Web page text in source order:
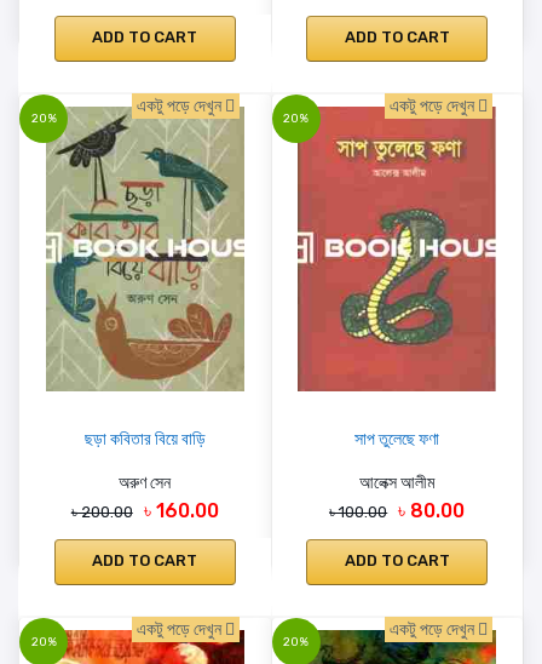
ADD TO CART ADD TO CART
20%
একটু পড়ে দেখুন
ছড়া কবিতার বিয়ে বাড়ি
অরুণ সেন
৳ 200.00 ৳ 160.00
ADD TO CART
20%
একটু পড়ে দেখুন
সাপ তুলেছে ফণা
আলেক্স আলীম
৳ 100.00 ৳ 80.00
ADD TO CART
20%
একটু পড়ে দেখুন
20%
একটু পড়ে দেখুন